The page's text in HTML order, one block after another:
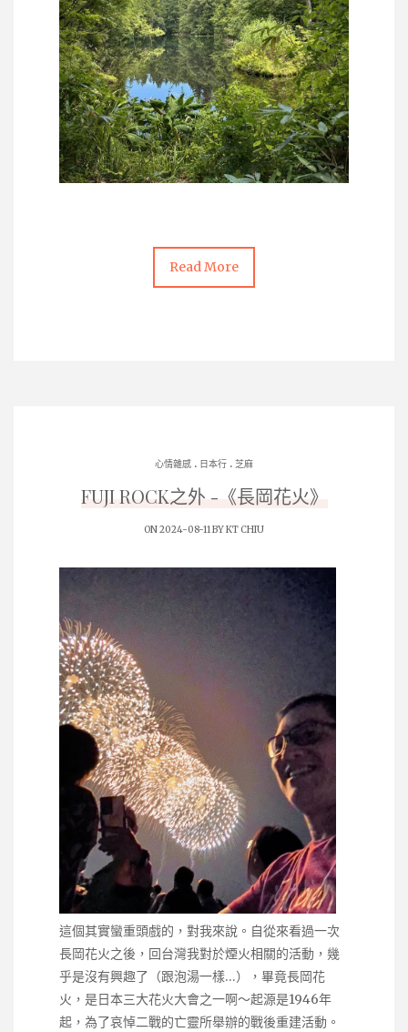
Read More
心情雜感 . 日本行 . 芝麻
FUJI ROCK之外 -《長岡花火》
ON 2024-08-11 BYKT CHIU
這個其實蠻重頭戲的，對我來說。自從來看過一次
長岡花火之後，回台灣我對於煙火相關的活動，幾
乎是沒有興趣了（跟泡湯一樣…），畢竟長岡花
火，是日本三大花火大會之一啊～起源是1946年
起，為了哀悼二戰的亡靈所舉辦的戰後重建活動。